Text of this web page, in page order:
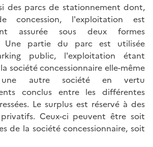
des parcs de stationnement dont,
concession, l'exploitation est
assurée sous deux formes
Une partie du parc est utilisée
public, l'exploitation étant
société concessionnaire elle-même
autre société en vertu
conclus entre les différentes
Le surplus est réservé à des
Ceux-ci peuvent être soit
de la société concessionnaire, soit